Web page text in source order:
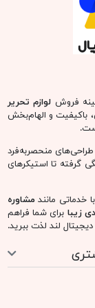
فروش لوازم تحریر
باکیفیت و الهام‌بخش
منحصربه‌فرد
گرفته تا استیکرهای
خدماتی مانندمشاوره
زیبا برای شما فراهم
لند لذت ببرید.